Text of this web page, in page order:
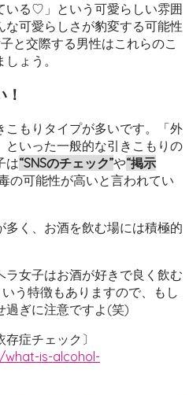
いる♡」という可愛らしい雰囲
可愛らしさが豹変する可能性
と交際する男性はこれらのこ
ょう。
こもりタイプが多いです。「外
といった一般的な引きこもりの
は“SNSのチェック”や“掲示
の可能性が高いと言われてい
多く、お酒を飲む場には積極的
女子はお酒が好きで良く飲む
いう特徴もありますので、もし
過ぎに注意ですよ(笑)
症チェック〕
is-alcohol-